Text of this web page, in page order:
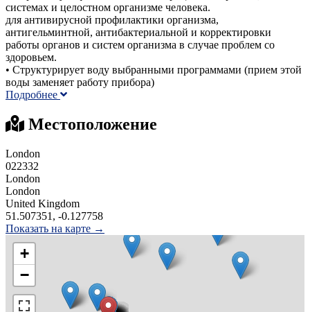
системах и целостном организме человека.
для антивирусной профилактики организма,
антигельминтной, антибактериальной и корректировки
работы органов и систем организма в случае проблем со
здоровьем.
• Структурирует воду выбранными программами (прием этой
воды заменяет работу прибора)
Подробнее
Местоположение
London
022332
London
London
United Kingdom
51.507351, -0.127758
Показать на карте →
+
−